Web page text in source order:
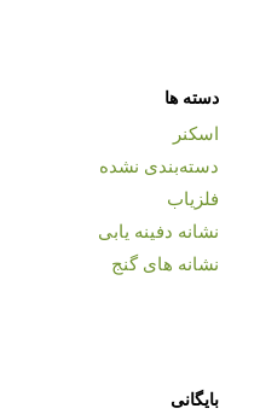
دسته ها
اسکنر
دسته‌بندی نشده
فلزیاب
نشانه دفینه یابی
نشانه های گنج
بایگانی